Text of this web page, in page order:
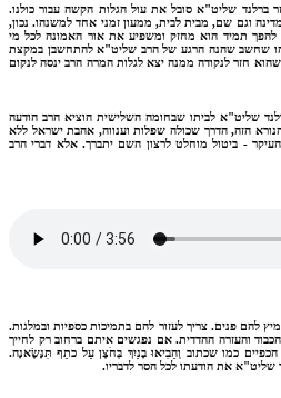
שליט"א סובל את עול הגלות הקשה עבור כולנו.
שם, מבית לבית, ממעון זמני אחד למשנהו. נכון,
תמיד הוא מחזק ומשפיע את אור האמונה לכל מי
שהנה הרגע של הרב שליט"א להתחשבן במקצת
חזר לנקודה ממנה יצא לגלות המרה הרב ינסה לנקום
לביתו שבחומה השלישית הוציא הרב הודעה
הדרך שכולה שפלות וענווה, אהבת ישראל ללא
- ביטול מוחלט לרצון השם יתברך. אלא דברי הרב
פנים. צריך לעזור להם בתמיכות כספיות ובמלגות.
ההדדית. אם נפגשים איתם ברחוב רק לחייך
כמו שכתוב וְהֵבִיאוּ בָנַיִךְ בְּחֹצֶן עַל כתֵף תִּנָּשֶׂאנָה.
את הודעתו לכל הסר לדבריו.